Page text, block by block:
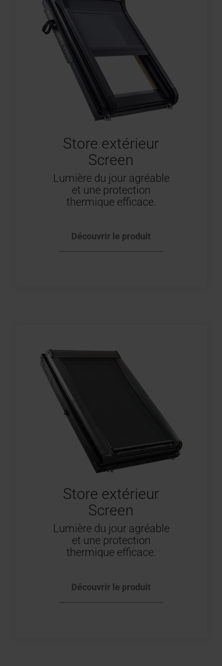
Store extérieur
Screen
Lumière du jour agréable
et une protection
thermique efficace.
Découvrir le produit
Store extérieur
Screen
Lumière du jour agréable
et une protection
thermique efficace.
Découvrir le produit